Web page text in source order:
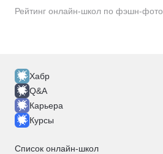
Рейтинг онлайн-школ по фэшн-фото
Хабр
Q&A
Карьера
Курсы
Список онлайн-школ